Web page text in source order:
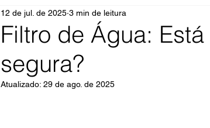
Filtro de Água:
segura?
12 de jul. de 2025 3 min de leitura
Atualizado:29 de ago. de 2025